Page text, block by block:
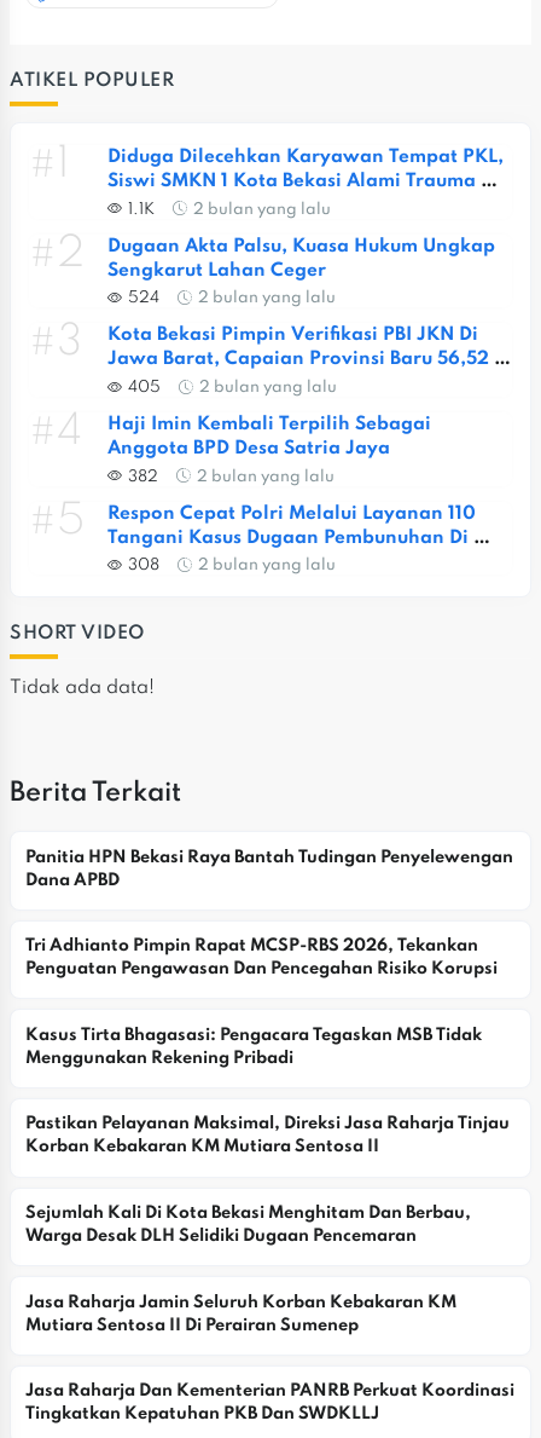
ATIKEL POPULER
#1
Diduga Dilecehkan Karyawan Tempat PKL,
Siswi SMKN 1 Kota Bekasi Alami Trauma
Berat
1.1K 2 bulan yang lalu
#2
Dugaan Akta Palsu, Kuasa Hukum Ungkap
Sengkarut Lahan Ceger
524 2 bulan yang lalu
#3
Kota Bekasi Pimpin Verifikasi PBI JKN Di
Jawa Barat, Capaian Provinsi Baru 56,52
Persen
405 2 bulan yang lalu
#4
Haji Imin Kembali Terpilih Sebagai
Anggota BPD Desa Satria Jaya
382 2 bulan yang lalu
#5
Respon Cepat Polri Melalui Layanan 110
Tangani Kasus Dugaan Pembunuhan Di
Jatiasih
308 2 bulan yang lalu
SHORT VIDEO
Tidak ada data!
Berita Terkait
Panitia HPN Bekasi Raya Bantah Tudingan Penyelewengan
Dana APBD
Tri Adhianto Pimpin Rapat MCSP-RBS 2026, Tekankan
Penguatan Pengawasan Dan Pencegahan Risiko Korupsi
Kasus Tirta Bhagasasi: Pengacara Tegaskan MSB Tidak
Menggunakan Rekening Pribadi
Pastikan Pelayanan Maksimal, Direksi Jasa Raharja Tinjau
Korban Kebakaran KM Mutiara Sentosa II
Sejumlah Kali Di Kota Bekasi Menghitam Dan Berbau,
Warga Desak DLH Selidiki Dugaan Pencemaran
Jasa Raharja Jamin Seluruh Korban Kebakaran KM
Mutiara Sentosa II Di Perairan Sumenep
Jasa Raharja Dan Kementerian PANRB Perkuat Koordinasi
Tingkatkan Kepatuhan PKB Dan SWDKLLJ